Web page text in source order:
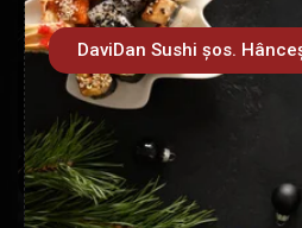
Наггетсы
75,00
DaviDan Sushi șos.